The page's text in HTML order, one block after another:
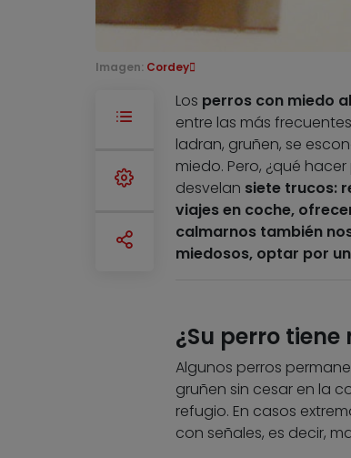
Imagen: Cordey
Los perros con miedo
entre las más
ladran, gruñen, se
miedo. Pero, ¿qué
desvelan siete trucos:
viajes en coche,
calmarnos también
miedosos, optar por un
¿Su perro
Algunos perros
gruñen sin cesar en la
refugio. En casos
con señales, es decir,